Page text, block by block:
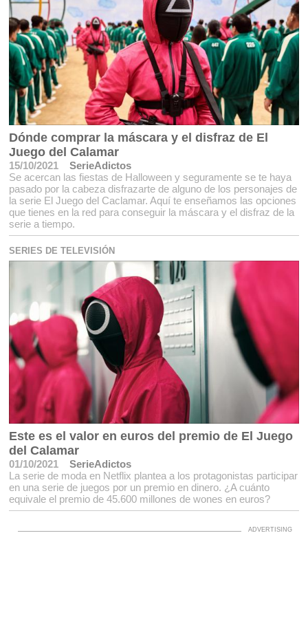
Dónde comprar la máscara y el disfraz de El
Juego del Calamar
15/10/2021
SerieAdictos
Se acercan las fiestas de Halloween y seguramente se te haya
pasado por la cabeza disfrazarte de alguno de los personajes de
la serie El Juego del Caclamar. Aquí te enseñamos las opciones
que tienes en la red para conseguir la máscara y el disfraz de la
serie a tiempo.
SERIES DE TELEVISIÓN
Este es el valor en euros del premio de El Juego
del Calamar
01/10/2021
SerieAdictos
La serie de moda en Netflix plantea a los protagonistas participar
en una serie de juegos por un premio en dinero. ¿A cuánto
equivale el premio de 45.600 millones de wones en euros?